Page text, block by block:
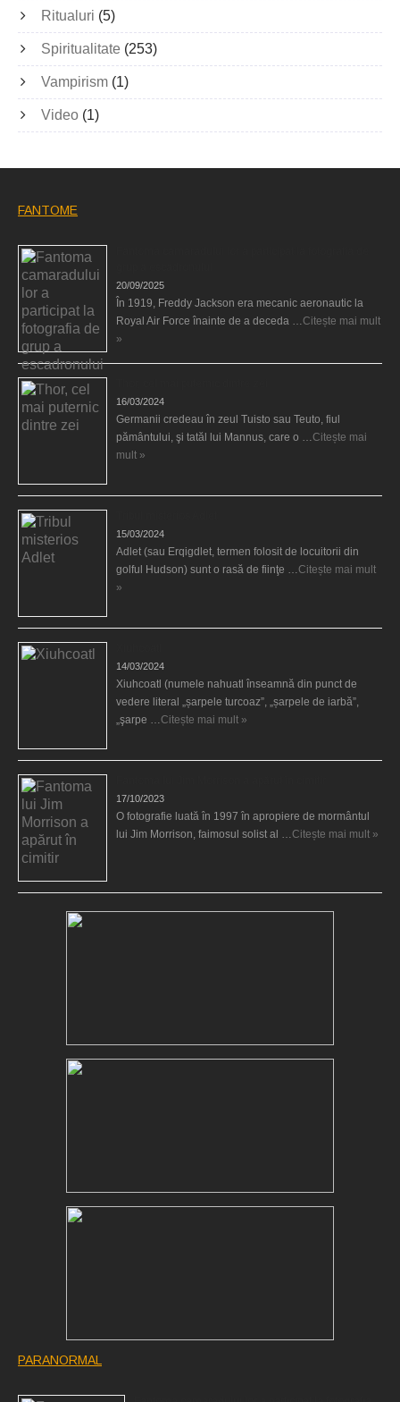
Ritualuri (5)
Spiritualitate (253)
Vampirism (1)
Video (1)
FANTOME
20/09/2025
În 1919, Freddy Jackson era mecanic aeronautic la
Royal Air Force înainte de a deceda …Citește mai mult
»
16/03/2024
Germanii credeau în zeul Tuisto sau Teuto, fiul
pământului, şi tatăl lui Mannus, care o …Citește mai
mult »
15/03/2024
Adlet (sau Erqigdlet, termen folosit de locuitorii din
golful Hudson) sunt o rasă de fiinţe …Citește mai mult
»
14/03/2024
Xiuhcoatl (numele nahuatl înseamnă din punct de
vedere literal „șarpele turcoaz”, „șarpele de iarbă”,
„şarpe …Citește mai mult »
17/10/2023
O fotografie luată în 1997 în apropiere de mormântul
lui Jim Morrison, faimosul solist al …Citește mai mult »
PARANORMAL